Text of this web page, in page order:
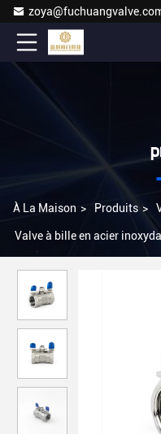
À La Maison > Produits >
Valve à bille en acier